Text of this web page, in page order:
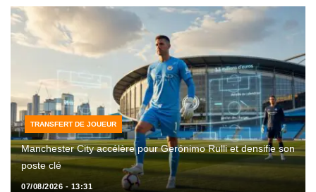
TRANSFERT DE JOUEUR
Manchester City accélère pour Gerónimo Rulli et densifie son
poste clé
07/08/2026 - 13:31